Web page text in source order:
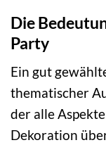
Die
Party
Ein gut
thematischer
der alle
Dekoration